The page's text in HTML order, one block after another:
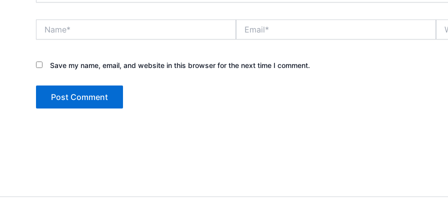
Save my name, email, and website in this browser for the next time I comment.